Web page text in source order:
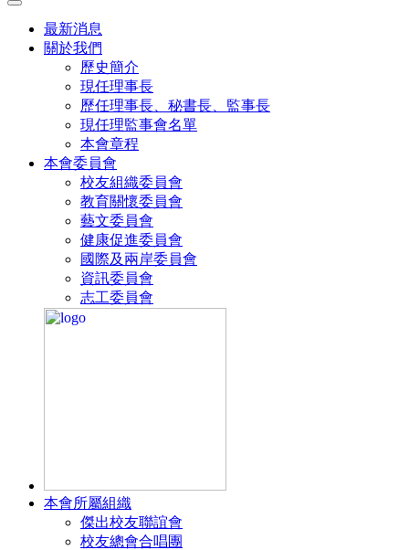
最新消息
關於我們
歷史簡介
現任理事長
歷任理事長、秘書長、監事長
現任理監事會名單
本會章程
本會委員會
校友組織委員會
教育關懷委員會
藝文委員會
健康促進委員會
國際及兩岸委員會
資訊委員會
志工委員會
本會所屬組織
傑出校友聯誼會
校友總會合唱團